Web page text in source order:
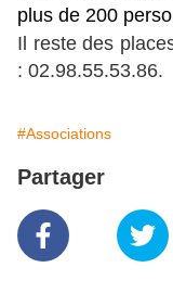
plus de 200
Il reste des
: 02.98.55.53.86.
#Associations
Partager